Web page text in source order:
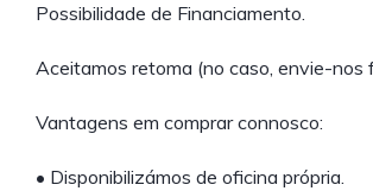
Possibilidade de Financiamento.
Aceitamos retoma (no caso, envie-nos
Vantagens em comprar connosco:
• Disponibilizámos de oficina própria.